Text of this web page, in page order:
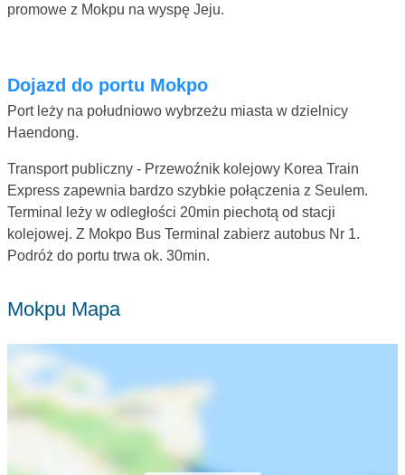
promowe z Mokpu na wyspę Jeju.
Dojazd do portu Mokpo
Port leży na południowo wybrzeżu miasta w dzielnicy
Haendong.
Transport publiczny - Przewoźnik kolejowy Korea Train
Express zapewnia bardzo szybkie połączenia z Seulem.
Terminal leży w odległości 20min piechotą od stacji
kolejowej. Z Mokpo Bus Terminal zabierz autobus Nr 1.
Podróż do portu trwa ok. 30min.
Mokpu Mapa